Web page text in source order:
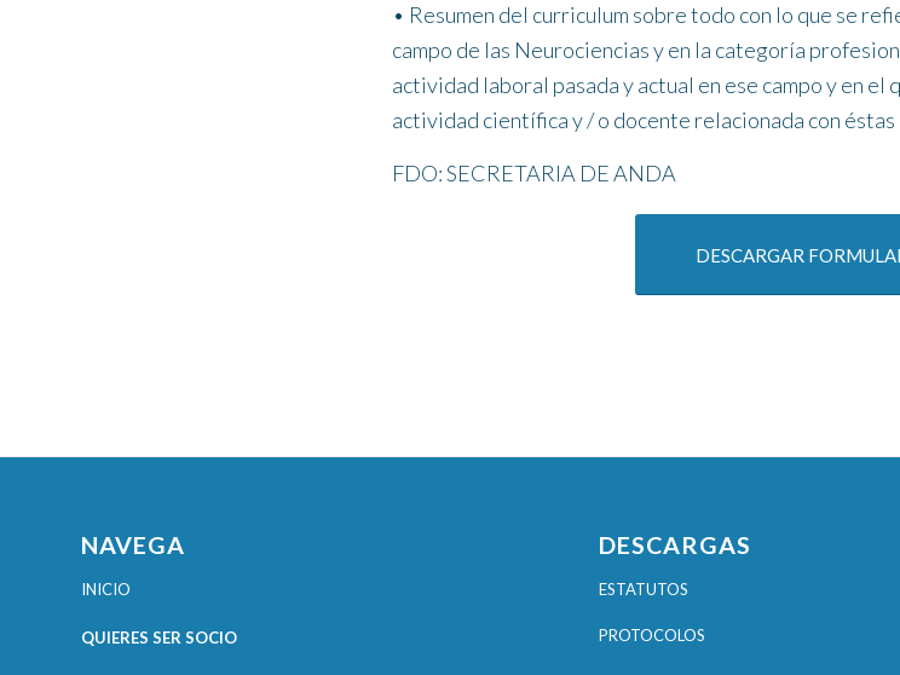
• Resumen del curriculum sobre todo con lo que se
campo de las Neurociencias y en la categoría
actividad laboral pasada y actual en ese campo y en el
actividad científica y / o docente relacionada con éstas
FDO: SECRETARIA DE ANDA
DESCARGAR
NAVEGA
INICIO
QUIERES SER SOCIO
DESCARGAS
ESTATUTOS
PROTOCOLOS